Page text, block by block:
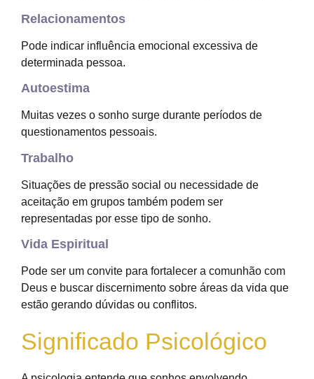
Relacionamentos
Pode indicar influência emocional excessiva de
determinada pessoa.
Autoestima
Muitas vezes o sonho surge durante períodos de
questionamentos pessoais.
Trabalho
Situações de pressão social ou necessidade de
aceitação em grupos também podem ser
representadas por esse tipo de sonho.
Vida Espiritual
Pode ser um convite para fortalecer a comunhão com
Deus e buscar discernimento sobre áreas da vida que
estão gerando dúvidas ou conflitos.
Significado Psicológico